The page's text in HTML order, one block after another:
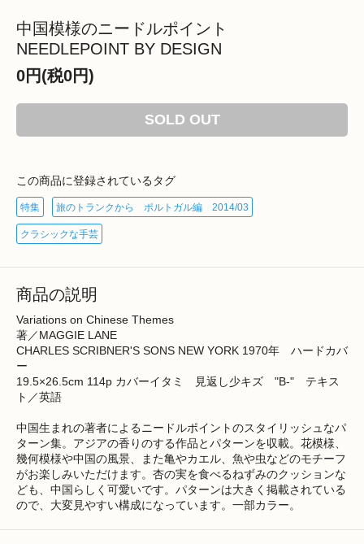
中国模様のニードルポイント
NEEDLEPOINT BY DESIGN
0円(税0円)
SOLD OUT
この商品に登録されているタグ
特集 旅のトランクから ポルトガル編 2014/03
クラシックな手芸
商品の説明
Variations on Chinese Themes
著／MAGGIE LANE
CHARLES SCRIBNER'S SONS NEW YORK 1970年 ハードカバ
ー
19.5×26.5cm 114p カバーイタミ 見返し少キズ "B-" テキス
ト／英語
中国生まれの著者によるニードルポイントのスタイリッシュなパ
ターン集。アジアの香りのする作品とパターンを収載。花模様、
幾何模様や中国の風景、また亀やカエル、魚や虫などのモチーフ
がお楽しみいただけます。杏の実を食べるねずみのクッションな
ども、中国らしく可愛いです。パターンは大きく掲載されている
ので、大変見やすい構成になっています。一部カラー。